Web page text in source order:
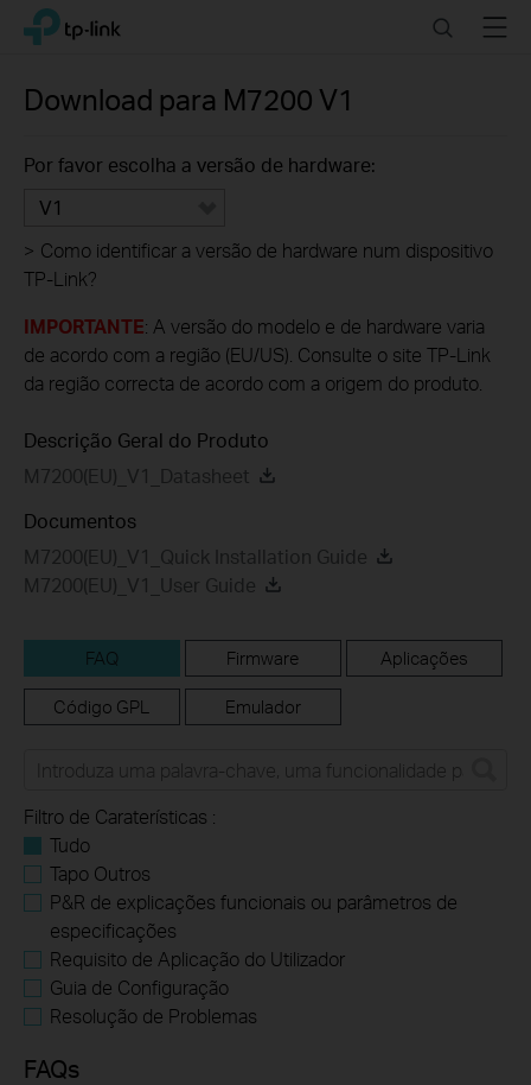
Click
navigation
TP-Link, Reliably Smart SearchMenu
Download para M7200 V1
Por favor escolha a versão de hardware:
V1
> Como identificar a versão de hardware num dispositivo
TP-Link?
IMPORTANTE: A versão do modelo e de hardware varia
de acordo com a região (EU/US). Consulte o site TP-Link
da região correcta de acordo com a origem do produto.
Descrição Geral do Produto
M7200(EU)_V1_Datasheet
Documentos
M7200(EU)_V1_Quick Installation Guide
M7200(EU)_V1_User Guide
FAQ Firmware Aplicações
Código GPL Emulador
Filtro de Caraterísticas :
Tudo
Tapo Outros
P&R de explicações funcionais ou parâmetros de
especificações
Requisito de Aplicação do Utilizador
Guia de Configuração
Resolução de Problemas
FAQs